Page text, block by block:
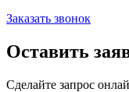
Заказать звонок
Оставить
Сделайте запрос